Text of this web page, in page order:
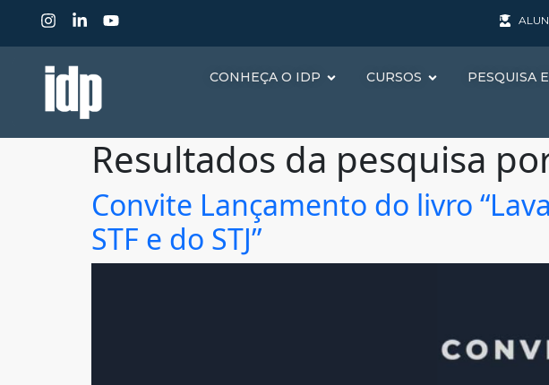
CONHEÇA O IDP CURSOS PESQUISA
Resultados da pesquisa
Convite Lançamento do livro
STF e do STJ”